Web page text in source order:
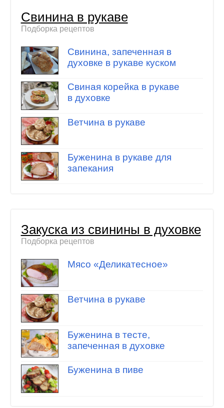
Свинина в рукаве
Подборка рецептов
Свинина, запеченная в
духовке в рукаве куском
Свиная корейка в рукаве
в духовке
Ветчина в рукаве
Буженина в рукаве для
запекания
Закуска из свинины в духовке
Подборка рецептов
Мясо «Деликатесное»
Ветчина в рукаве
Буженина в тесте,
запеченная в духовке
Буженина в пиве